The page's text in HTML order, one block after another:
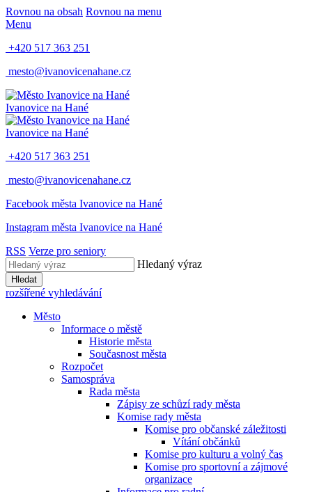
Rovnou na obsah Rovnou na menu
Menu
+420 517 363 251
mesto@ivanovicenahane.cz
Ivanovice na Hané
Ivanovice na Hané
+420 517 363 251
mesto@ivanovicenahane.cz
Facebook města Ivanovice na Hané
Instagram města Ivanovice na Hané
RSS Verze pro seniory
Hledaný výraz
Hledat
rozšířené vyhledávání
Město
Informace o městě
Historie města
Současnost města
Rozpočet
Samospráva
Rada města
Zápisy ze schůzí rady města
Komise rady města
Komise pro občanské záležitosti
Vítání občánků
Komise pro kulturu a volný čas
Komise pro sportovní a zájmové
organizace